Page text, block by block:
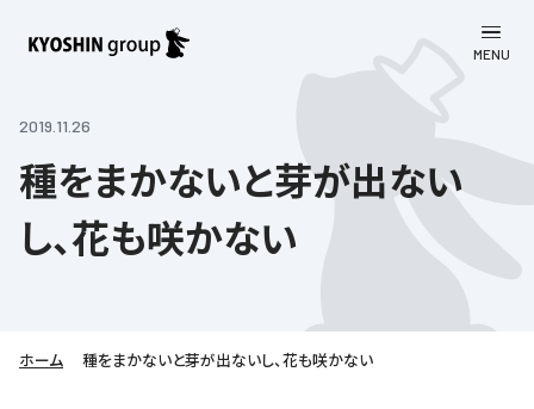
MENU
会社案内
会社案内
事業一覧
学びの成果
サステナビリティ
株主・投資家向け情報
2019.11.26
種をまかないと芽が出ない
し、花も咲かない
ホーム 種をまかないと芽が出ないし、花も咲かない